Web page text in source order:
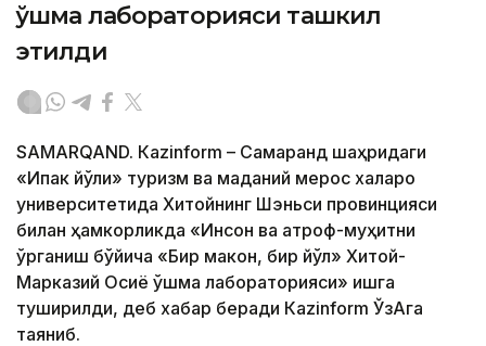
қўшма лабораторияси ташкил
этилди
SAMARQAND. Кazinform – Самарқанд шаҳридаги
«Ипак йўли» туризм ва маданий мерос халқаро
университетида Хитойнинг Шэньси провинцияси
билан ҳамкорликда «Инсон ва атроф-муҳитни
ўрганиш бўйича «Бир макон, бир йўл» Хитой-
Марказий Осиё қўшма лабораторияси» ишга
туширилди, деб хабар беради Кazinform ЎзАга
таяниб.